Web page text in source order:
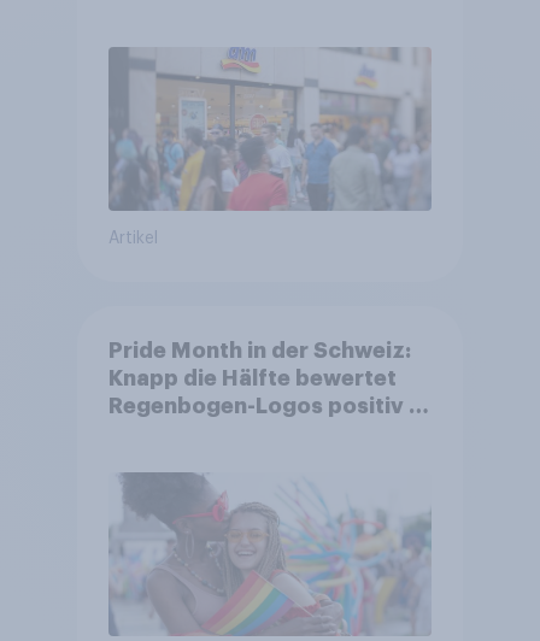
Artikel
Pride Month in der Schweiz:
Knapp die Hälfte bewertet
Regenbogen-Logos positiv –